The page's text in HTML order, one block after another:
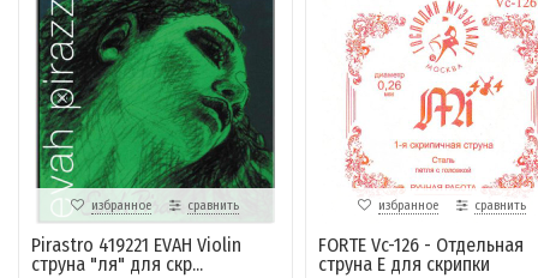
избранное сравнить
Pirastro 419221 EVAH Violin
струна "ля" для скр...
избранное сравнить
FORTE Vc-126 - Отдельная
струна E для скрипки